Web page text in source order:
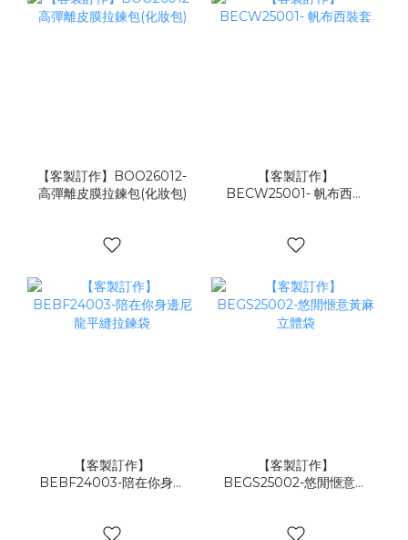
【客製訂作】BOO26012-
高彈離皮膜拉鍊包(化妝包)
【客製訂作】
BECW25001- 帆布西裝
【客製訂作】
BEBF24003-陪在你身邊
【客製訂作】
BEGS25002-悠閒愜意黃